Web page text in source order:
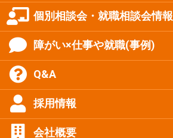
個別相談会・就職相談会情報
障がい×仕事や就職(事例)
Q&A
採用情報
会社概要